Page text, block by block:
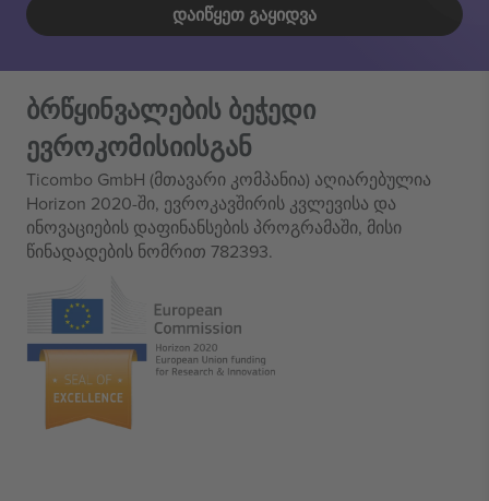
ᲓᲐᲘᲬᲧᲔᲗ ᲒᲐᲧᲘᲓᲕᲐ
ბრწყინვალების ბეჭედი
ევროკომისიისგან
Ticombo GmbH (მთავარი კომპანია) აღიარებულია
Horizon 2020-ში, ევროკავშირის კვლევისა და
ინოვაციების დაფინანსების პროგრამაში, მისი
წინადადების ნომრით 782393.